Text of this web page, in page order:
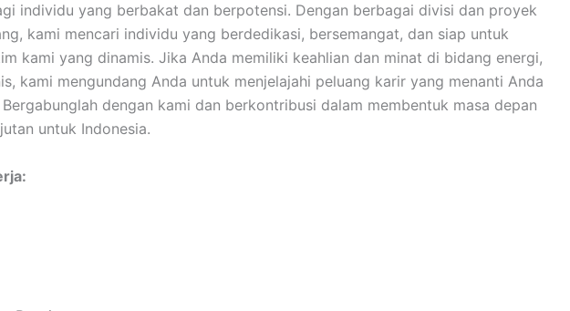
individu yang berbakat dan berpotensi. Dengan berbagai divisi dan proyek
kami mencari individu yang berdedikasi, bersemangat, dan siap untuk
kami yang dinamis. Jika Anda memiliki keahlian dan minat di bidang energi,
kami mengundang Anda untuk menjelajahi peluang karir yang menanti Anda
dengan kami dan berkontribusi dalam membentuk masa depan
untuk Indonesia.